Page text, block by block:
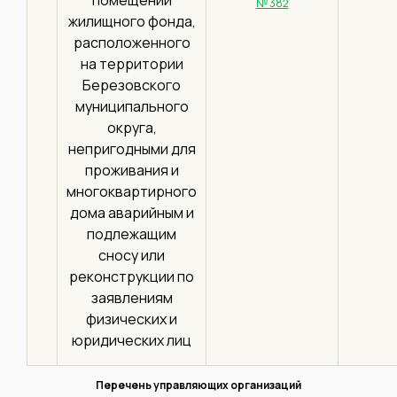
жилищного фонда,
расположенного
на территории
Березовского
муниципального
округа,
непригодными для
проживания и
многоквартирного
дома аварийным и
подлежащим
сносу или
реконструкции по
заявлениям
физических и
юридических лиц
Перечень управляющих организаций